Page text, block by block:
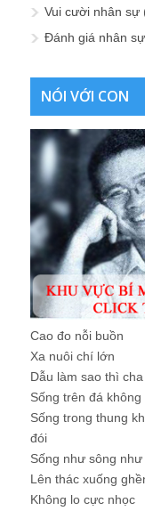
Vui cười nhân sự
Đánh giá nhân sự
NÓI VỚI CON
Cao đo nỗi buồn
Xa nuôi chí lớn
Dẫu làm sao thì
Sống trên đá
Sống trong thung
đói
Sống như sông như
Lên thác xuống
Không lo cực nhọc